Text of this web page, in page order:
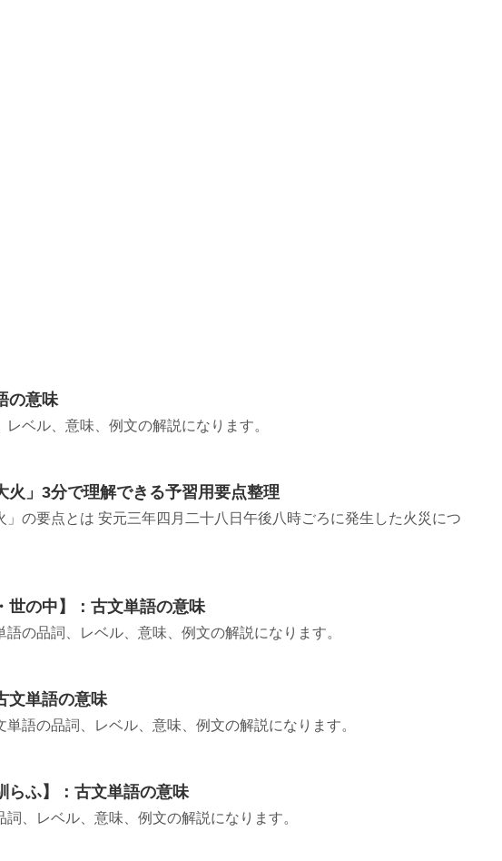
の意味
ベル、意味、例文の解説になります。
火」3分で理解できる予習用要点整理
」の要点とは 安元三年四月二十八日午後八時ごろに発生した火災につ
世の中】：古文単語の意味
語の品詞、レベル、意味、例文の解説になります。
文単語の意味
語の品詞、レベル、意味、例文の解説になります。
らふ】：古文単語の意味
、レベル、意味、例文の解説になります。